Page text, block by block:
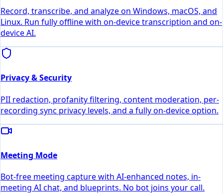
Record, transcribe, and analyze on Windows, macOS, and
Linux. Run fully offline with on-device transcription and on-
device AI.
Privacy & Security
PII redaction, profanity filtering, content moderation, per-
recording sync privacy levels, and a fully on-device option.
Meeting Mode
Bot-free meeting capture with AI-enhanced notes, in-
meeting AI chat, and blueprints. No bot joins your call.